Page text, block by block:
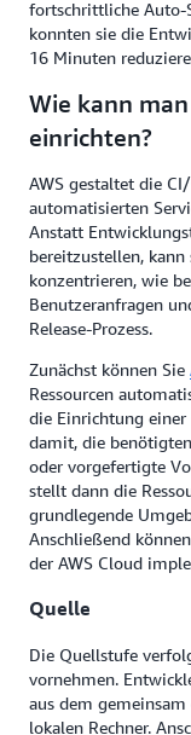
fortschrittliche Auto-
konnten sie die
16 Minuten
Wie kann
einrichten?
AWS gestaltet die
automatisierten
Anstatt
bereitzustellen,
konzentrieren, wie
Benutzeranfragen
Release-Prozess.
Zunächst können Sie
Ressourcen
die Einrichtung
damit, die
oder vorgefertigte
stellt dann die
grundlegende
Anschließend
der AWS Cloud
Quelle
Die Quellstufe
vornehmen.
aus dem
lokalen Rechner.